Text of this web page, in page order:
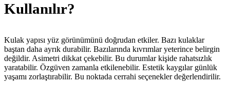
Kullanılır?
Kulak yapısı yüz görünümünü doğrudan etkiler. Bazı kulaklar
baştan daha ayrık durabilir. Bazılarında kıvrımlar yeterince belirgin
değildir. Asimetri dikkat çekebilir. Bu durumlar kişide rahatsızlık
yaratabilir. Özgüven zamanla etkilenebilir. Estetik kaygılar günlük
yaşamı zorlaştırabilir. Bu noktada cerrahi seçenekler değerlendirilir.